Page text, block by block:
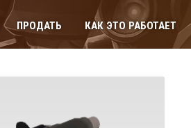
ПРОДАТЬ КАК ЭТО РАБОТАЕТ